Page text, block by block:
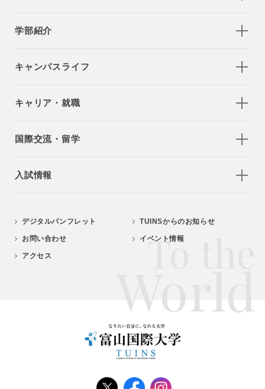
学部紹介
キャンパスライフ
キャリア・就職
国際交流・留学
入試情報
デジタルパンフレット
お問い合わせ
アクセス
TUINSからのお知らせ
イベント情報
To the
World